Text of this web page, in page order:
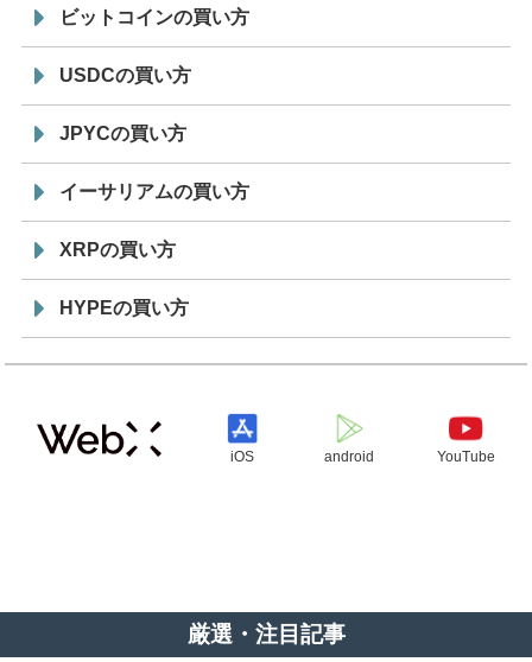
ビットコインの買い方
USDCの買い方
JPYCの買い方
イーサリアムの買い方
XRPの買い方
HYPEの買い方
iOS android YouTube
厳選・注目記事